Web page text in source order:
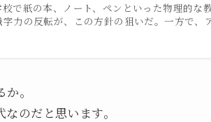
で紙の本、ノート、ペンといった物理的な
力の反転が、この方針の狙いだ。一方で、
。
のだと思います。